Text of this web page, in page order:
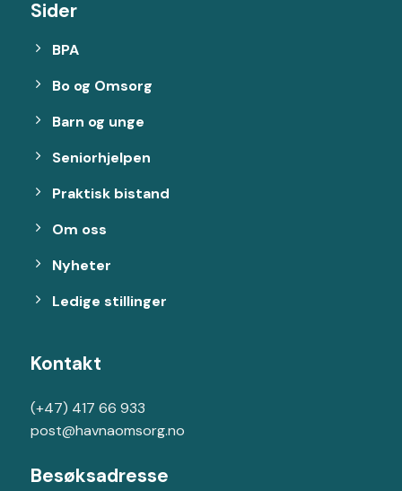
Sider
BPA
Bo og Omsorg
Barn og unge
Seniorhjelpen
Praktisk bistand
Om oss
Nyheter
Ledige stillinger
Kontakt
(+47) 417 66 933
post@havnaomsorg.no
Besøksadresse